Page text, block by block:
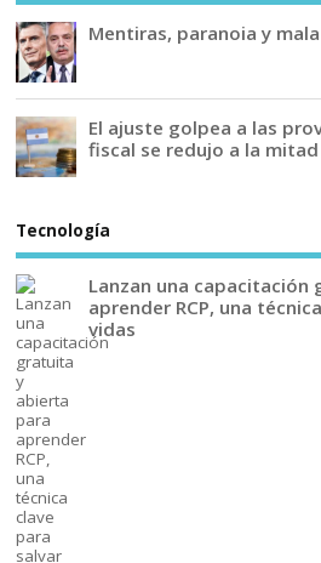
Mentiras, paranoia y
El ajuste golpea a las
fiscal se redujo a la mitad
Tecnología
Lanzan una
aprender RCP, una
vidas